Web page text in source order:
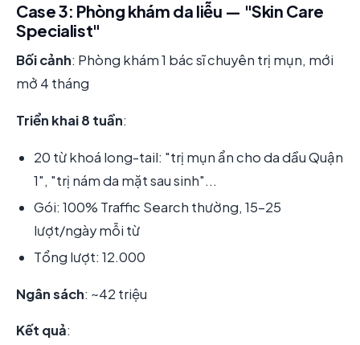
Case 3: Phòng khám da liễu — "Skin Care
Specialist"
Bối cảnh: Phòng khám 1 bác sĩ chuyên trị mụn, mới
mở 4 tháng
Triển khai 8 tuần:
20 từ khoá long-tail: "trị mụn ẩn cho da dầu Quận
1", "trị nám da mặt sau sinh"...
Gói: 100% Traffic Search thường, 15-25
lượt/ngày mỗi từ
Tổng lượt: 12.000
Ngân sách: ~42 triệu
Kết quả: